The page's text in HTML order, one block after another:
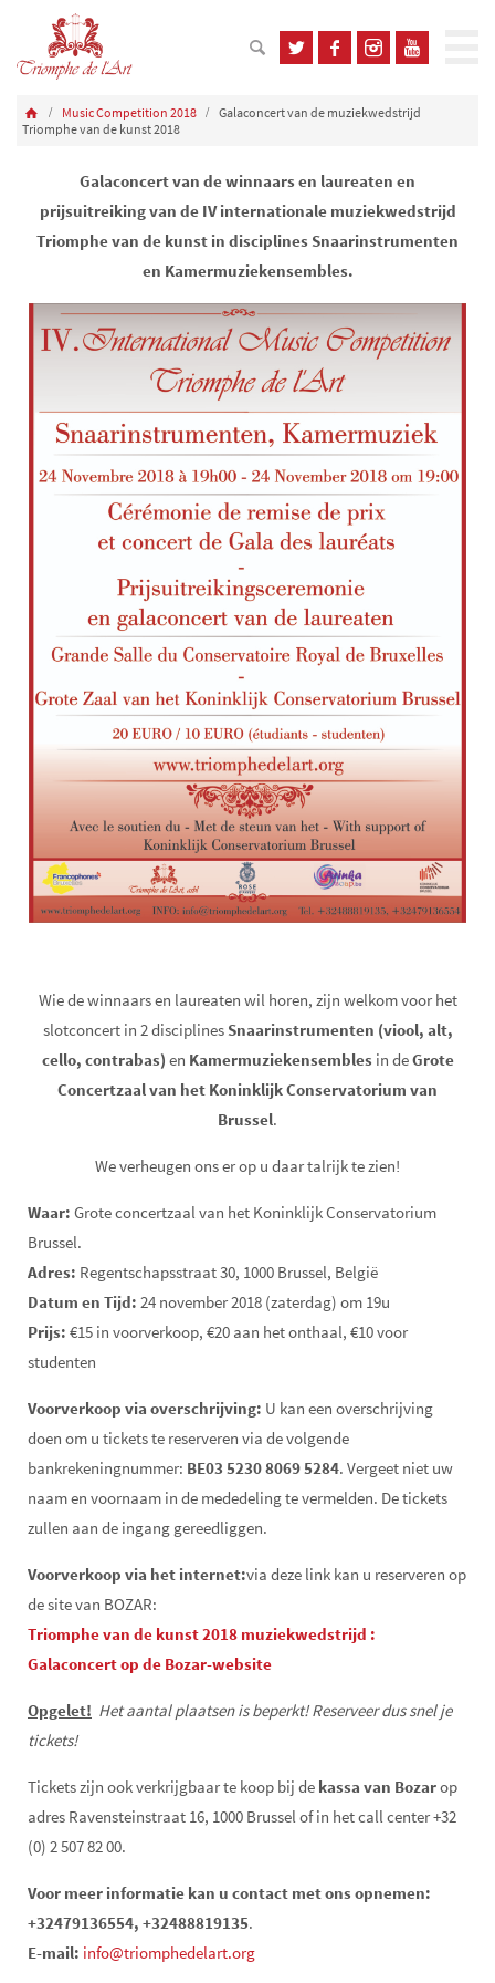
Music Competition 2018
Galaconcert van de muziekwedstrijd
Triomphe van de kunst 2018
Galaconcert van de winnaars en laureaten en
prijsuitreiking van de IV internationale muziekwedstrijd
Triomphe van de kunst in disciplines Snaarinstrumenten
en Kamermuziekensembles.
Wie de winnaars en laureaten wil horen, zijn welkom voor het
slotconcert in 2 disciplines Snaarinstrumenten (viool, alt,
cello, contrabas) en Kamermuziekensembles in deGrote
Concertzaal van het Koninklijk Conservatorium van
Brussel.
We verheugen ons er op u daar talrijk te zien!
Waar: Grote concertzaal van het Koninklijk Conservatorium
Brussel.
Adres: Regentschapsstraat 30, 1000 Brussel, België
Datum en Tijd: 24 november 2018 (zaterdag) om 19u
Prijs: €15 in voorverkoop, €20 aan het onthaal, €10 voor
studenten
Voorverkoop via overschrijving: U kan een overschrijving
doen om u tickets te reserveren via de volgende
bankrekeningnummer: BE03 5230 8069 5284. Vergeet niet uw
naam en voornaam in de mededeling te vermelden. De tickets
zullen aan de ingang gereedliggen.
Voorverkoop via het internet:via deze link kan u reserveren op
de site van BOZAR:
Triomphe van de kunst 2018 muziekwedstrijd :
Galaconcert op de Bozar-website
Opgelet! Het aantal plaatsen is beperkt! Reserveer dus snel je
tickets!
Tickets zijn ook verkrijgbaar te koop bij de kassa van Bozarop
adres Ravensteinstraat 16, 1000 Brussel of in het call center +32
(0) 2 507 82 00.
Voor meer informatie kan u contact met ons opnemen:
+32479136554, +32488819135.
E-mail: info@triomphedelart.org